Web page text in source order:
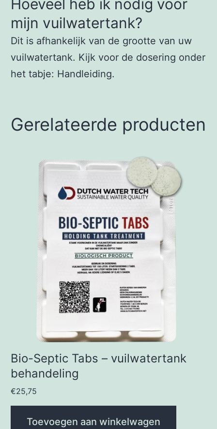
Hoeveel heb ik nodig voor
mijn vuilwatertank?
Dit is afhankelijk van de grootte van uw
vuilwatertank. Kijk voor de dosering onder
het tabje: Handleiding.
Gerelateerde producten
Bio-Septic Tabs – vuilwatertank
behandeling
€25,75
Toevoegen aan winkelwagen